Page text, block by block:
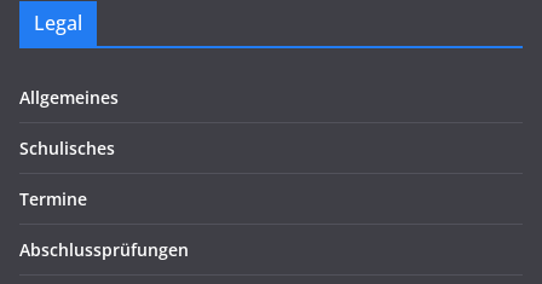
Legal
Allgemeines
Schulisches
Termine
Abschlussprüfungen